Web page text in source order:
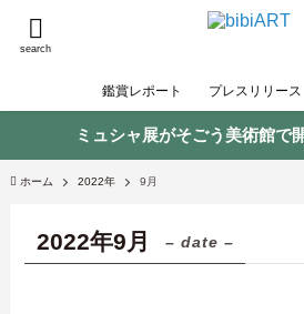
search
鑑賞レポート プレスリリース
ミュシャ展がそごう美術館で
ホーム 2022年 9月
2022年9月 – date –